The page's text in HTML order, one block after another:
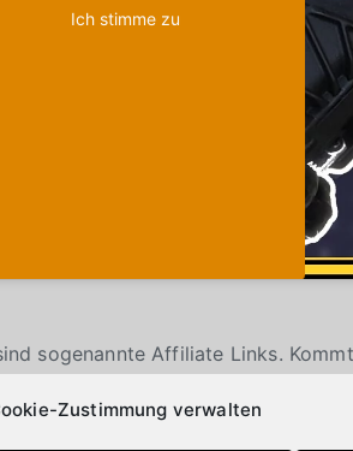
Zustimmung verwalten
Ich stimme zu
sogenannte Affiliate Links.
Produkt kaufst, bleibt natürlich Dir